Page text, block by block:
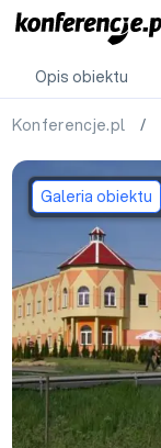
Opis obiektu
Konferencje.pl /
Galeria obiektu